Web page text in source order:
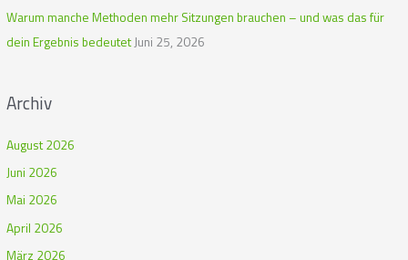
Warum manche Methoden mehr Sitzungen brauchen – und was das für
dein Ergebnis bedeutetJuni 25, 2026
Archiv
August 2026
Juni 2026
Mai 2026
April 2026
März 2026